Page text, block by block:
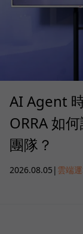
AI Agent
ORRA 如
團隊？
2026.08.05 | 雲端